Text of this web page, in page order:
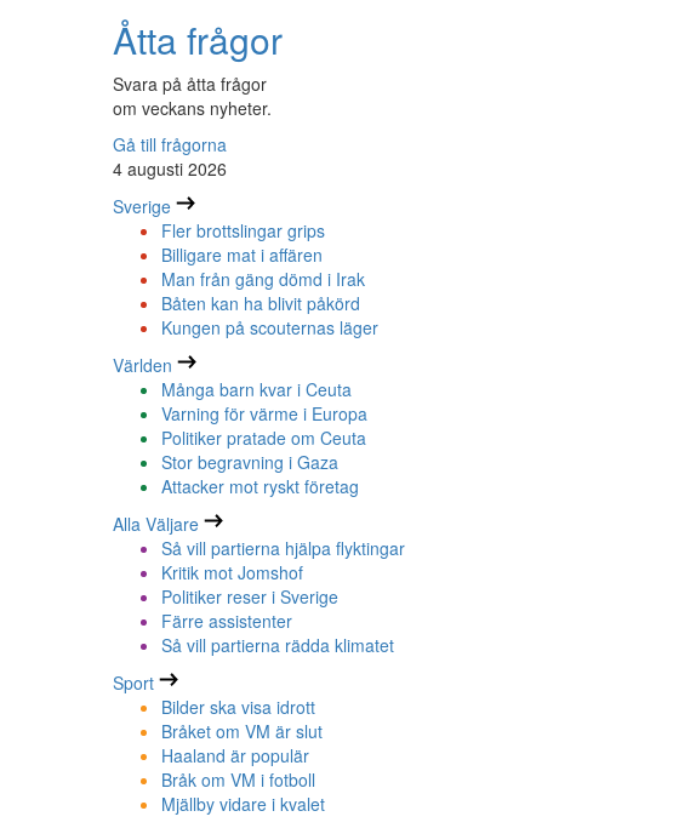
Åtta frågor
Svara på åtta frågor
om veckans nyheter.
Gå till frågorna
4 augusti 2026
Sverige
Fler brottslingar grips
Billigare mat i affären
Man från gäng dömd i Irak
Båten kan ha blivit påkörd
Kungen på scouternas läger
Världen
Många barn kvar i Ceuta
Varning för värme i Europa
Politiker pratade om Ceuta
Stor begravning i Gaza
Attacker mot ryskt företag
Alla Väljare
Så vill partierna hjälpa flyktingar
Kritik mot Jomshof
Politiker reser i Sverige
Färre assistenter
Så vill partierna rädda klimatet
Sport
Bilder ska visa idrott
Bråket om VM är slut
Haaland är populär
Bråk om VM i fotboll
Mjällby vidare i kvalet